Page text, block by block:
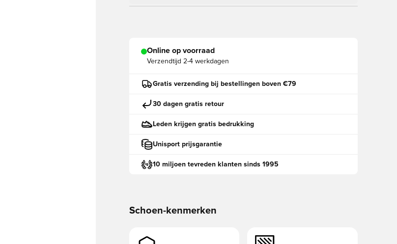
Online op voorraad
Verzendtijd 2-4 werkdagen
Gratis verzending bij bestellingen boven €79
30 dagen gratis retour
Leden krijgen gratis bedrukking
Unisport prijsgarantie
10 miljoen tevreden klanten sinds 1995
Schoen-kenmerken